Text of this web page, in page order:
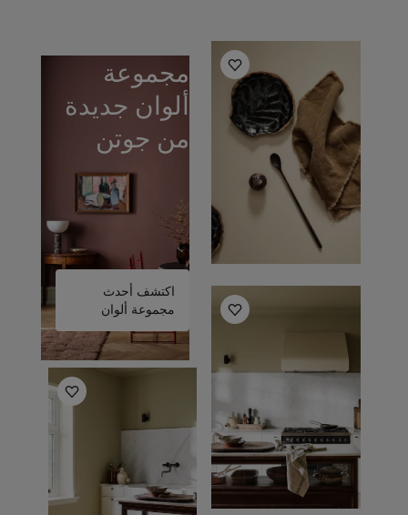
أفكار ملهمة للمطبخ
مجموعة
ألوان جديدة
من جوتن
اكتشف أحدث
مجموعة ألوان
أفكار ملهمة للمطبخ
أفكار ملهمة للمطبخ